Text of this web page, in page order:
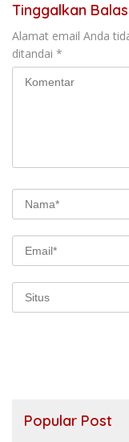
Tinggalkan
Alamat email Anda
ditandai *
Popular Post